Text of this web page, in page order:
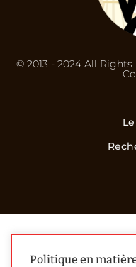
© 2013 - 2024 All Rights
Politique en